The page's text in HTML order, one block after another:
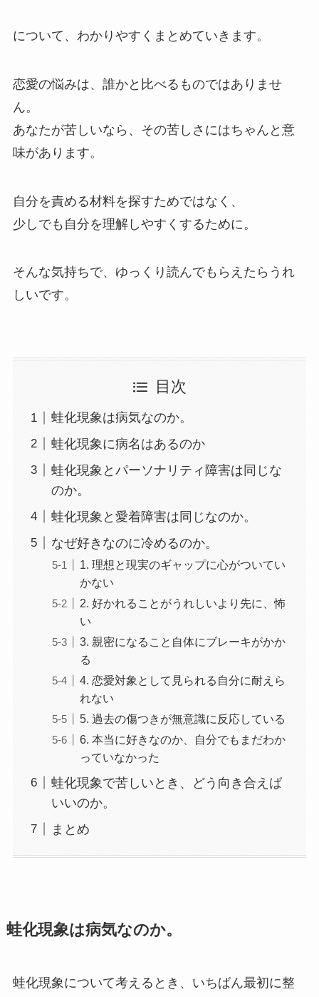
について、わかりやすくまとめていきます。
恋愛の悩みは、誰かと比べるものではありませ
ん。
あなたが苦しいなら、その苦しさにはちゃんと意
味があります。
自分を責める材料を探すためではなく、
少しでも自分を理解しやすくするために。
そんな気持ちで、ゆっくり読んでもらえたらうれ
しいです。
目次
蛙化現象は病気なのか。
蛙化現象に病名はあるのか
蛙化現象とパーソナリティ障害は同じな
のか。
蛙化現象と愛着障害は同じなのか。
なぜ好きなのに冷めるのか。
1. 理想と現実のギャップに心がついてい
かない
2. 好かれることがうれしいより先に、怖
い
3. 親密になること自体にブレーキがかか
る
4. 恋愛対象として見られる自分に耐えら
れない
5. 過去の傷つきが無意識に反応している
6. 本当に好きなのか、自分でもまだわか
っていなかった
蛙化現象で苦しいとき、どう向き合えば
いいのか。
まとめ
蛙化現象は病気なのか。
蛙化現象について考えるとき、いちばん最初に整